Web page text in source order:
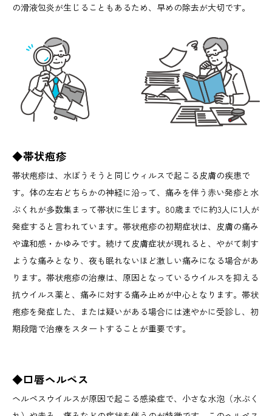
の滑液包炎が生じることもあるため、早めの除去が大切です。
◆帯状疱疹
帯状疱疹は、水ぼうそうと同じウィルスで起こる皮膚の疾患で
す。体の左右どちらかの神経に沿って、痛みを伴う赤い発疹と水
ぶくれが多数集まって帯状に生じます。80歳までに約3人に1人が
発症すると言われています。帯状疱疹の初期症状は、皮膚の痛み
や違和感・かゆみです。続けて皮膚症状が現れると、やがて刺す
ような痛みとなり、夜も眠れないほど激しい痛みになる場合があ
ります。帯状疱疹の治療は、原因となっているウイルスを抑える
抗ウイルス薬と、痛みに対する痛み止めが中心となります。帯状
疱疹を発症した、または疑いがある場合には速やかに受診し、初
期段階で治療をスタートすることが重要です。
◆口唇ヘルペス
ヘルペスウイルスが原因で起こる感染症で、小さな水泡（水ぶく